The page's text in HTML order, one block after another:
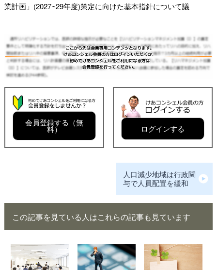
業計画」(2027~29年度)策定に向けた基本指針について議
会員登録する（無
料） ログインする
人口減少地域は行政関
与で人員配置を緩和
この記事を見ている人はこれらの記事も見ています